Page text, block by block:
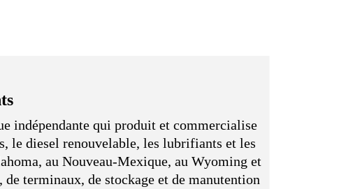
indépendante qui produit et commercialise
le diesel renouvelable, les lubrifiants et les
au Nouveau-Mexique, au Wyoming et
terminaux, de stockage et de manutention